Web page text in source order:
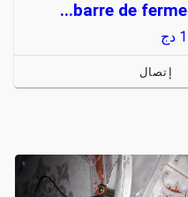
barre de ferme...
1 دج
إتصال